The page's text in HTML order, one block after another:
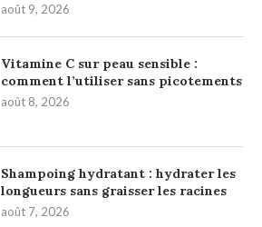
août 9, 2026
Vitamine C sur peau sensible :
comment l’utiliser sans picotements
août 8, 2026
Shampoing hydratant : hydrater les
longueurs sans graisser les racines
août 7, 2026